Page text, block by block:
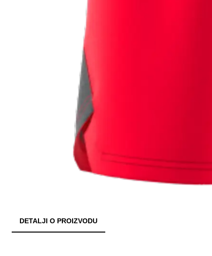
DETALJI O PROIZVODU